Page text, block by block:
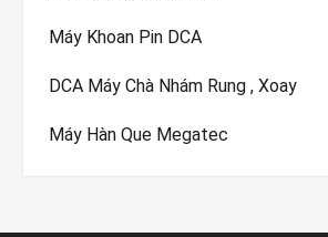
Máy Khoan Pin DCA
DCA Máy Chà Nhám Rung , Xoay
Máy Hàn Que Megatec